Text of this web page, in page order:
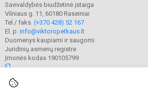
Savivaldybės biudžetinė įstaiga
Vilniaus g. 11, 60180 Raseiniai
Tel./ faks. (+370 428) 52 167
El. p. info@viktoropetkaus.lt
Duomenys kaupiami ir saugomi
Juridinių asmenų registre
Įmonės kodas 190105799